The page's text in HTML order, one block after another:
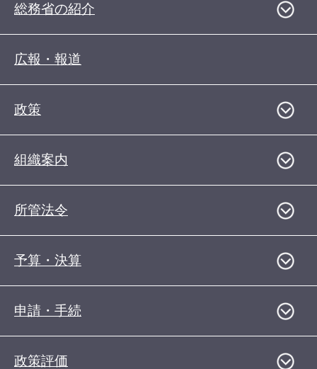
総務省の紹介
広報・報道
政策
組織案内
所管法令
予算・決算
申請・手続
政策評価